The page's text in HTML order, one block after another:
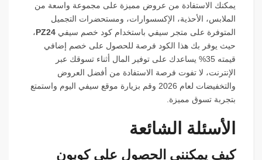
يمكنك الاستفادة من عروض مميزة على مجموعة واسعة من
الملابس، الأحذية، الإكسسوارات، ومستحضرات التجميل
المتوفرة على متجر سيفي باستخدام كود خصم سيفي PZ24،
حيث يوفر بك هذا الكود فرصة للحصول على خصم إضافي
قيمته 35% يساعدك على توفير المال أثناء تسوقك عبر
الإنترنت، لا تفوت فرصة الاستفادة من أفضل العروض
والتخفيضات لعام 2026 وقم بزيارة موقع سيفي اليوم واستمتع
بتجربة تسوق مميزة.
الأسئلة الشائعة
كيف يمكنني الحصول على كوبون